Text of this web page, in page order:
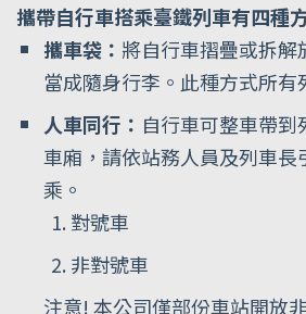
攜帶自行車搭乘臺鐵列車有四種
攜車袋： 將自行車摺疊或拆解
當成隨身行李。此種方式所有
人車同行： 自行車可整車帶
車廂，請依站務人員及列車長
乘。
對號車
非對號車
注意! 本公司僅部份車站開放